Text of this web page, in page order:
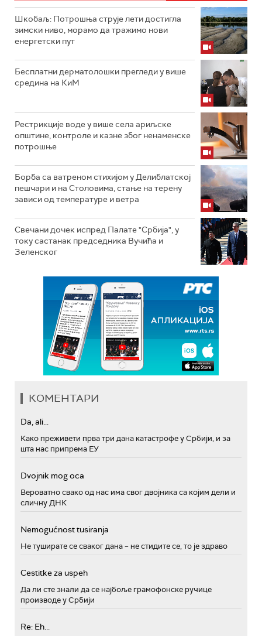
Шкобаљ: Потрошња струје лети достигла
зимски ниво, морамо да тражимо нови
енергетски пут
Бесплатни дерматолошки прегледи у више
средина на КиМ
Рестрикције воде у више села ариљске
општине, контроле и казне због ненаменске
потрошње
Борба са ватреном стихијом у Делиблатској
пешчари и на Столовима, стање на терену
зависи од температуре и ветра
Свечани дочек испред Палате "Србија", у
току састанак председника Вучића и
Зеленског
КОМЕНТАРИ
Da, ali...
Како преживети прва три дана катастрофе у Србији, и за
шта нас припрема ЕУ
Dvojnik mog oca
Вероватно свако од нас има свог двојника са којим дели и
сличну ДНК
Nemogućnost tusiranja
Не туширате се сваког дана – не стидите се, то је здраво
Cestitke za uspeh
Да ли сте знали да се најбоље грамофонске ручице
производе у Србији
Re: Eh...